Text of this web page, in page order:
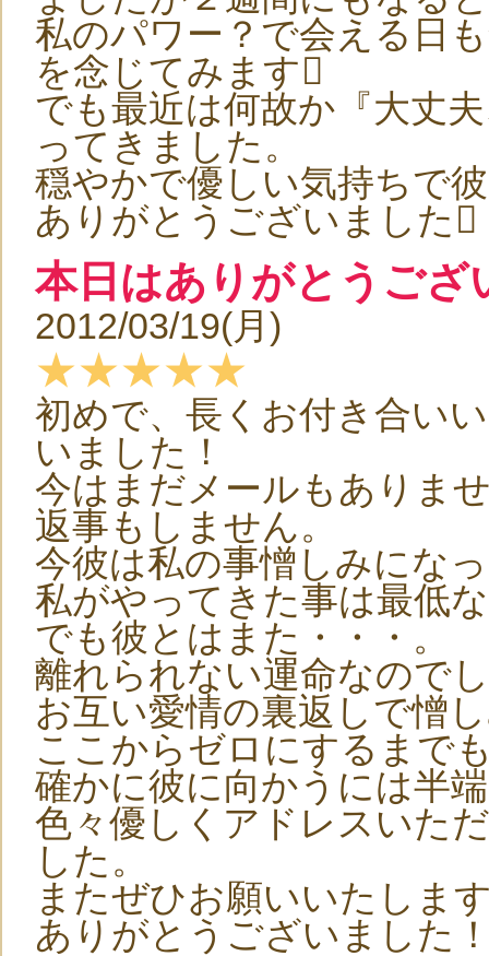
私のパワー？で会える日
を念じてみます
でも最近は何故か『大丈
ってきました。
穏やかで優しい気持ちで
ありがとうございました
本日はありがとうござ
2012/03/19(月)
★★★★★
初めで、長くお付き合い
いました！
今はまだメールもありま
返事もしません。
今彼は私の事憎しみにな
私がやってきた事は最低
でも彼とはまた・・・。
離れられない運命なので
お互い愛情の裏返しで憎
ここからゼロにするまで
確かに彼に向かうには半
色々優しくアドレスいた
した。
またぜひお願いいたしま
ありがとうございました